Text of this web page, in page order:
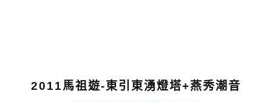
2011馬祖遊-東引東湧燈塔+燕秀潮音